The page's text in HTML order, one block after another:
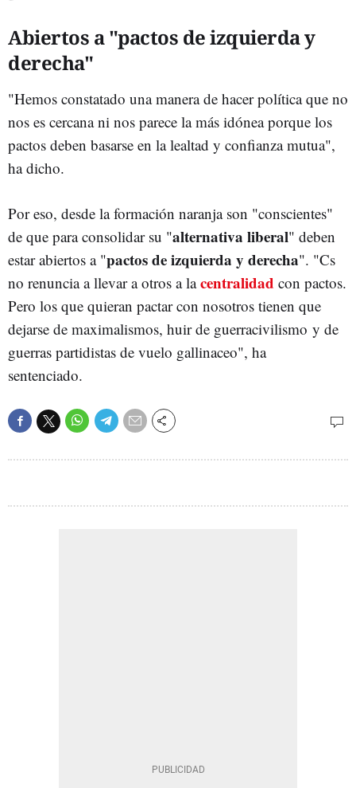
Abiertos a "pactos de izquierda y
derecha"
"Hemos constatado una manera de hacer política que no
nos es cercana ni nos parece la más idónea porque los
pactos deben basarse en la lealtad y confianza mutua",
ha dicho.
Por eso, desde la formación naranja son "conscientes"
de que para consolidar su "alternativa liberal" deben
estar abiertos a "pactos de izquierda y derecha". "Cs
no renuncia a llevar a otros a lacentralidad con pactos.
Pero los que quieran pactar con nosotros tienen que
dejarse de maximalismos, huir de guerracivilismo y de
guerras partidistas de vuelo gallinaceo", ha
sentenciado.